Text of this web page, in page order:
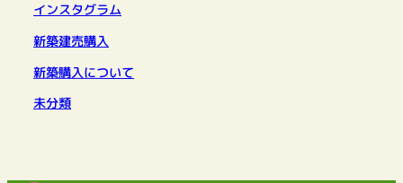
インスタグラム
新築建売購入
新築購入について
未分類